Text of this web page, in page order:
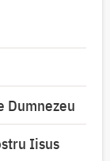
Dumnezeu
Iisus